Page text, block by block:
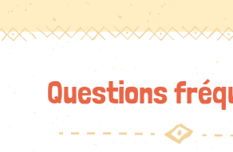
Questions